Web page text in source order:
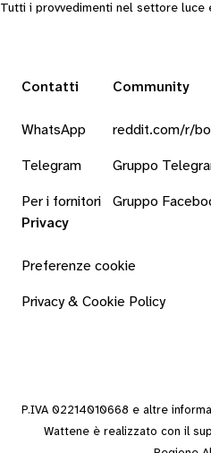
Tutti i provvedimenti nel settore luce
Contatti
WhatsApp
Telegram
Per i fornitori
Community
reddit.com/r/
Gruppo
Gruppo
Privacy
Preferenze cookie
Privacy & Cookie Policy
P.IVA 02214010668 e altre
Wattene è realizzato con il